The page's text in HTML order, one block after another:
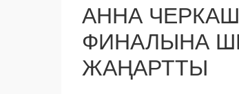
АННА
ФИНАЛЫНА
ЖАҢАРТТЫ